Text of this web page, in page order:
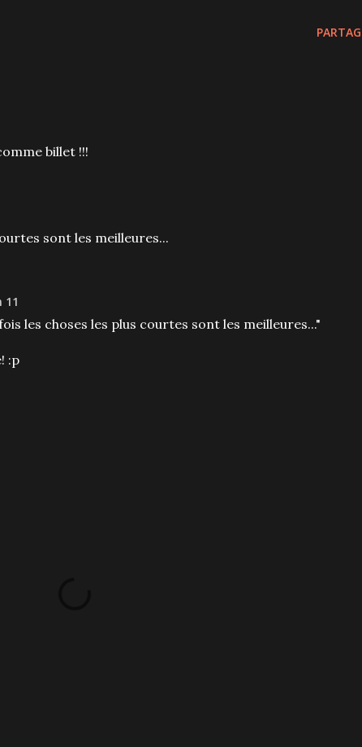
billet !!!
sont les meilleures...
11
les choses les plus courtes sont les meilleures..."
:p